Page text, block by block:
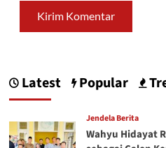
Latest Popular
Jendela Berita
Wahyu Hidayat